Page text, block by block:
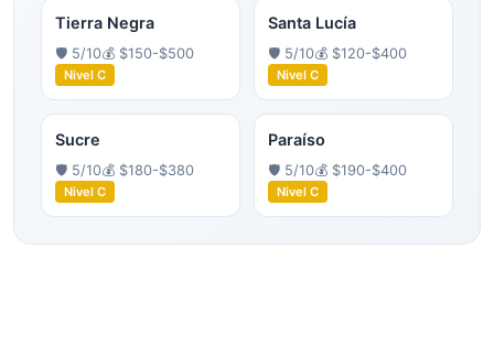
Tierra Negra
🛡️ 5/10💰 $150-$500
Nivel C
Santa Lucía
🛡️ 5/10💰 $120-$400
Nivel C
Sucre
🛡️ 5/10💰 $180-$380
Nivel C
Paraíso
🛡️ 5/10💰 $190-$400
Nivel C